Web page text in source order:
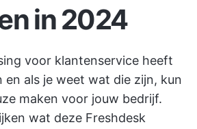
in 2024
voor klantenservice heeft
en als je weet wat die zijn, kun
maken voor jouw bedrijf.
wat deze Freshdesk